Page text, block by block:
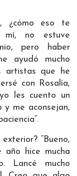
¿cómo eso te
mí, no estuve
pero haber
ayudó mucho
artistas que he
con Rosalía,
les cuento un
y me aconsejan,
“Bueno,
año hice mucha
Lancé mucho